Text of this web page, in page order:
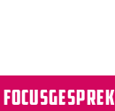
Focusgesprek